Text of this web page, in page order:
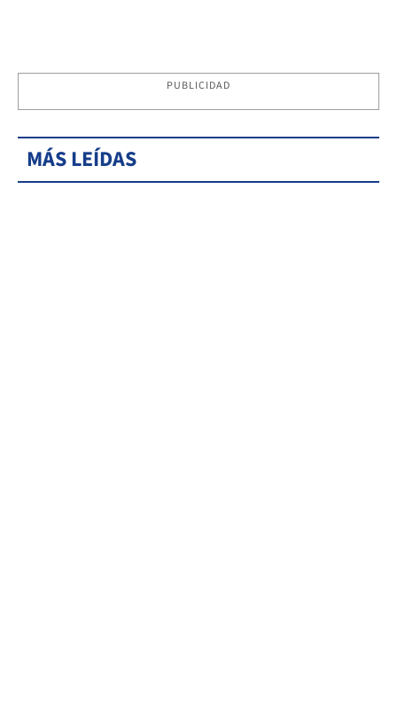
PUBLICIDAD
MÁS LEÍDAS